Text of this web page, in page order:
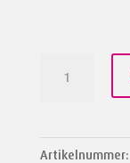
Plastik
Artikelnummer: